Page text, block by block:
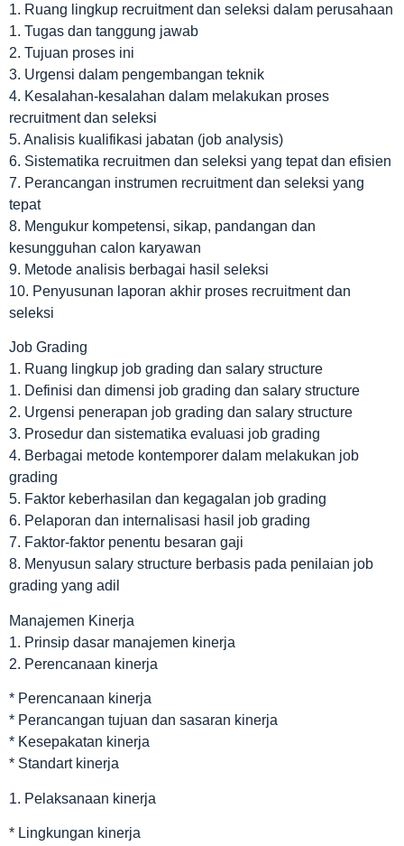
1. Ruang lingkup recruitment dan seleksi dalam perusahaan
1. Tugas dan tanggung jawab
2. Tujuan proses ini
3. Urgensi dalam pengembangan teknik
4. Kesalahan-kesalahan dalam melakukan proses
recruitment dan seleksi
5. Analisis kualifikasi jabatan (job analysis)
6. Sistematika recruitmen dan seleksi yang tepat dan efisien
7. Perancangan instrumen recruitment dan seleksi yang
tepat
8. Mengukur kompetensi, sikap, pandangan dan
kesungguhan calon karyawan
9. Metode analisis berbagai hasil seleksi
10. Penyusunan laporan akhir proses recruitment dan
seleksi
Job Grading
1. Ruang lingkup job grading dan salary structure
1. Definisi dan dimensi job grading dan salary structure
2. Urgensi penerapan job grading dan salary structure
3. Prosedur dan sistematika evaluasi job grading
4. Berbagai metode kontemporer dalam melakukan job
grading
5. Faktor keberhasilan dan kegagalan job grading
6. Pelaporan dan internalisasi hasil job grading
7. Faktor-faktor penentu besaran gaji
8. Menyusun salary structure berbasis pada penilaian job
grading yang adil
Manajemen Kinerja
1. Prinsip dasar manajemen kinerja
2. Perencanaan kinerja
* Perencanaan kinerja
* Perancangan tujuan dan sasaran kinerja
* Kesepakatan kinerja
* Standart kinerja
1. Pelaksanaan kinerja
* Lingkungan kinerja